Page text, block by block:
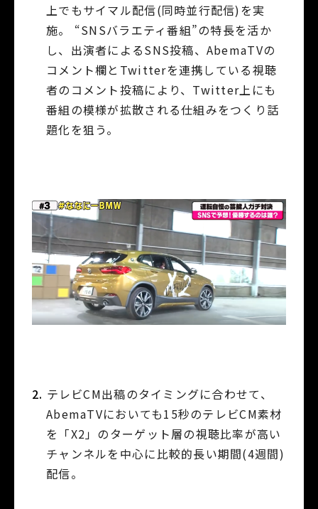
上でもサイマル配信(同時並行配信)を実
施。 “SNSバラエティ番組”の特長を活か
し、出演者によるSNS投稿、AbemaTVの
コメント欄とTwitterを連携している視聴
者のコメント投稿により、Twitter上にも
番組の模様が拡散される仕組みをつくり話
題化を狙う。
テレビCM出稿のタイミングに合わせて、
AbemaTVにおいても15秒のテレビCM素材
を「X2」のターゲット層の視聴比率が高い
チャンネルを中心に比較的長い期間(4週間)
配信。